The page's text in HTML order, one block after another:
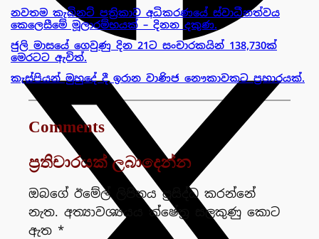
නවතම කැබිනට් පත්‍රිකාව අධිකරණයේ ස්වාධීනත්වය
කෙලෙසීමේ මූලාරම්භයක් – දිනන දකුණ.
ජුලි මාසයේ ගෙවුණු දින 21ට සංචාරකයින් 138,730ක්
මෙරටට ඇවිත්.
කැස්පියන් මුහුදේ දී ඉරාන වාණිජ නෞකාවකට ප්‍රහාරයක්.
Comments
ප්‍රතිචාරයක් ලබාදෙන්න
ඔබගේ ඊමේල් ලිපිනය ප්‍රසිද්ධ කරන්නේ
නැත. අත්‍යාවශ්‍යයය ක්ෂේත්‍ර සලකුණු කොට
ඇත *